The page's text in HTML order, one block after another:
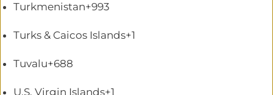
Turkmenistan+993
Turks & Caicos Islands+1
Tuvalu+688
U.S. Virgin Islands+1